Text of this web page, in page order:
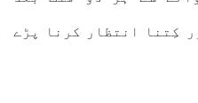
کِتنا انتظار کرنا پڑے